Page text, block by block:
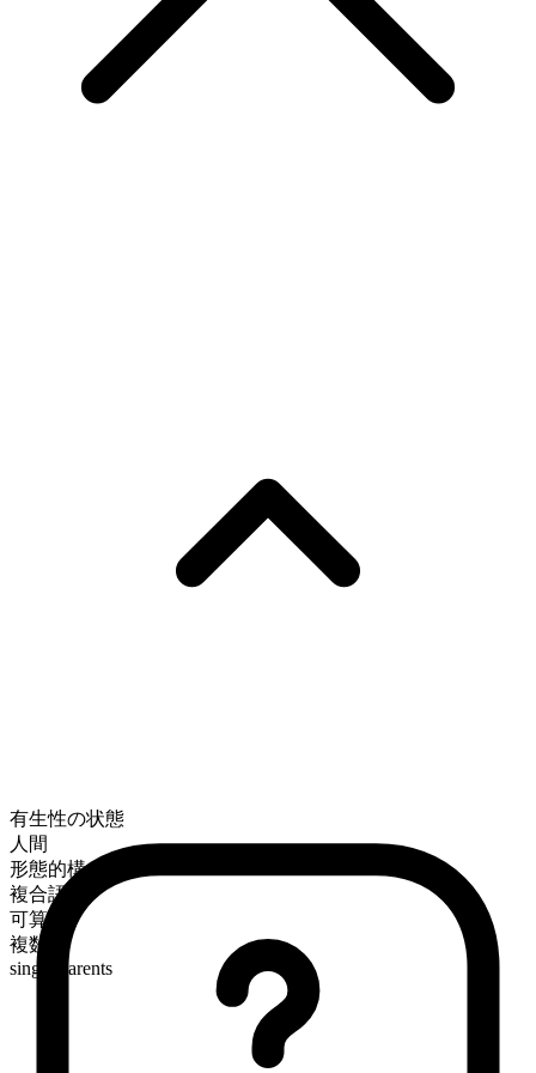
有生性の状態
人間
形態的構成
複合語
可算
複数形
single parents